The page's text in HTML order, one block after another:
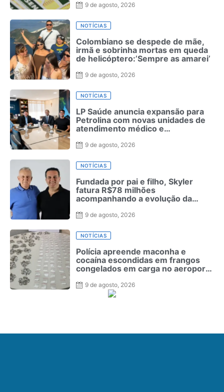
9 de agosto, 2026
NOTÍCIAS
Colombiano se despede de mãe,
irmã e sobrinha mortas em queda
de helicóptero:’Sempre as amarei’
9 de agosto, 2026
NOTÍCIAS
LP Saúde anuncia expansão para
Petrolina com novas unidades de
atendimento médico e
9 de agosto, 2026
NOTÍCIAS
Fundada por pai e filho, Skyler
fatura R$78 milhões
acompanhando a evolução da
9 de agosto, 2026
NOTÍCIAS
Polícia apreende maconha e
cocaína escondidas em frangos
congelados em carga no aeroporto
9 de agosto, 2026